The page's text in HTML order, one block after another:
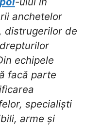
anchetelor
distrugerilor de
echipele
facă parte
specialiști
arme și